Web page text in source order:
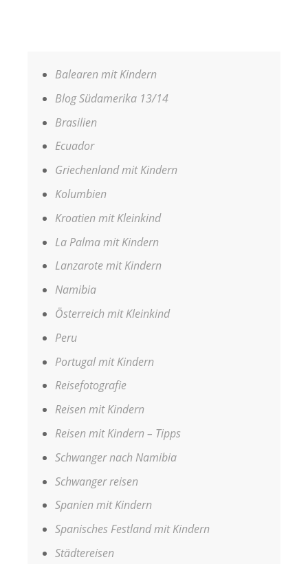
Balearen mit Kindern
Blog Südamerika 13/14
Brasilien
Ecuador
Griechenland mit Kindern
Kolumbien
Kroatien mit Kleinkind
La Palma mit Kindern
Lanzarote mit Kindern
Namibia
Österreich mit Kleinkind
Peru
Portugal mit Kindern
Reisefotografie
Reisen mit Kindern
Reisen mit Kindern – Tipps
Schwanger nach Namibia
Schwanger reisen
Spanien mit Kindern
Spanisches Festland mit Kindern
Städtereisen